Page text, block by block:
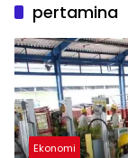
pertamina
Ekonomi